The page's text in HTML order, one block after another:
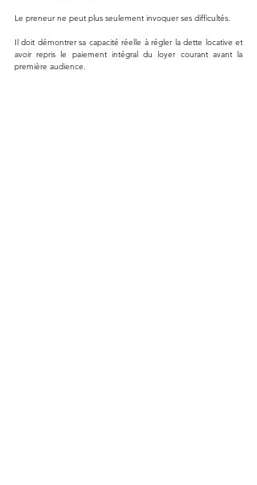
Le preneur ne peut plus seulement invoquer ses difficultés.
Il doit démontrer sa capacité réelle à régler la dette locative et
avoir repris le paiement intégral du loyer courant avant la
première audience.